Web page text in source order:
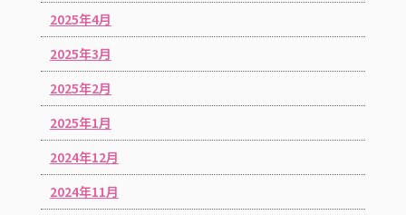
2025年4月
2025年3月
2025年2月
2025年1月
2024年12月
2024年11月